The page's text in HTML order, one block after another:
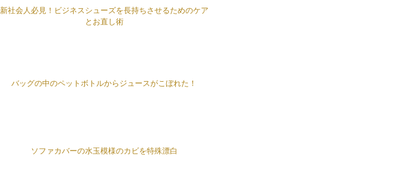
新社会人必見！ビジネスシューズを長持ちさせるためのケア
とお直し術
バッグの中のペットボトルからジュースがこぼれた！
ソファカバーの水玉模様のカビを特殊漂白